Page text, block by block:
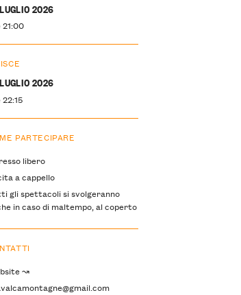
2026
21:00
2026
PARTECIPARE
libero
a cappello
gli spettacoli si svolgeranno
in caso di maltempo, al coperto
↝